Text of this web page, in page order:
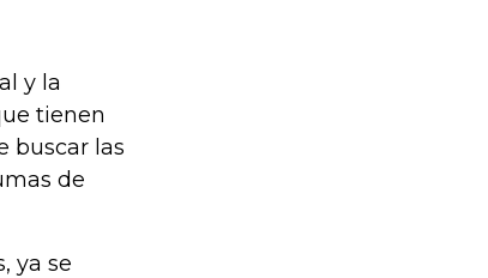
y la
tienen
buscar las
de
ya se